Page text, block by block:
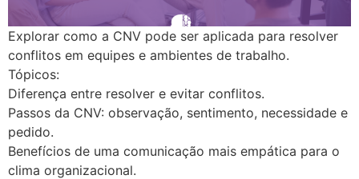
Explorar como a CNV pode ser aplicada para resolver
conflitos em equipes e ambientes de trabalho.
Tópicos:
Diferença entre resolver e evitar conflitos.
Passos da CNV: observação, sentimento, necessidade e
pedido.
Benefícios de uma comunicação mais empática para o
clima organizacional.